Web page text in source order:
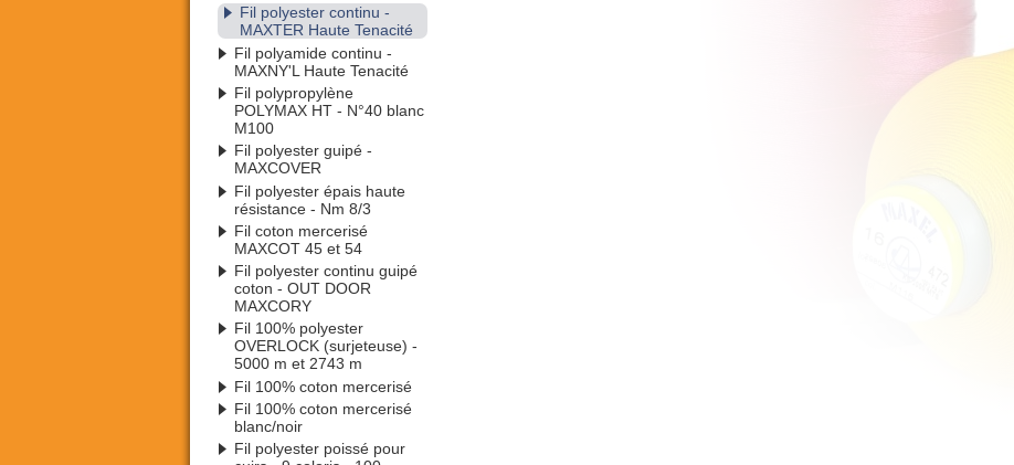
Fil polyester continu -
MAXTER Haute Tenacité
Fil polyamide continu -
MAXNY'L Haute Tenacité
Fil polypropylène
POLYMAX HT - N°40 blanc
M100
Fil polyester guipé -
MAXCOVER
Fil polyester épais haute
résistance - Nm 8/3
Fil coton mercerisé
MAXCOT 45 et 54
Fil polyester continu guipé
coton - OUT DOOR
MAXCORY
Fil 100% polyester
OVERLOCK (surjeteuse) -
5000 m et 2743 m
Fil 100% coton mercerisé
Fil 100% coton mercerisé
blanc/noir
Fil polyester poissé pour